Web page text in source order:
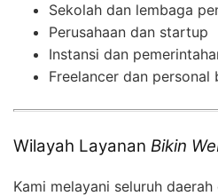
Sekolah dan lembaga
Perusahaan dan startup
Instansi dan
Freelancer dan personal
Wilayah Layanan Bikin
Kami melayani seluruh